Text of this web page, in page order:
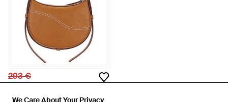
We Care About Your Privacy
We Care About Your Privacy
293 €
Bolso En Brandy Y Pespunte En